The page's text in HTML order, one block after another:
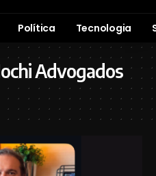
Política Tecnologia
Advogados